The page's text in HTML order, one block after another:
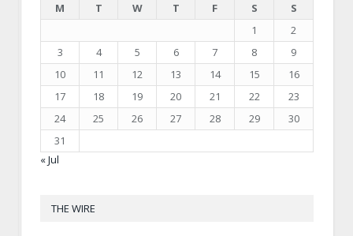
M
T W T F S
S
1
2
3
4 5 6 7 8
9
10
11 12 13 14 15
16
17
18 19 20 21 22
23
24
25 26 27 28 29
30
31
« Jul
THE WIRE